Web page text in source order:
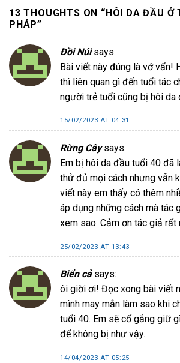
13 THOUGHTS ON “HÔI DA ĐẦU Ở
PHÁP”
Đồi Núi says:
Bài viết này đúng là vớ vẩn!
thì liên quan gì đến tuổi tác
người trẻ tuổi cũng bị hôi da
15/02/2023 AT 04:31
Rừng Cây says:
Em bị hôi da đầu tuổi 40 đã
thử đủ mọi cách nhưng vẫn
viết này em thấy có thêm
áp dụng những cách mà tác
xem sao. Cảm ơn tác giả rất
25/02/2023 AT 13:43
Biển cả says:
ôi giời ơi! Đọc xong bài viết
mình may mắn làm sao khi
tuổi 40. Em sẽ cố gắng giữ
để không bị như vậy.
14/04/2023 AT 05:25